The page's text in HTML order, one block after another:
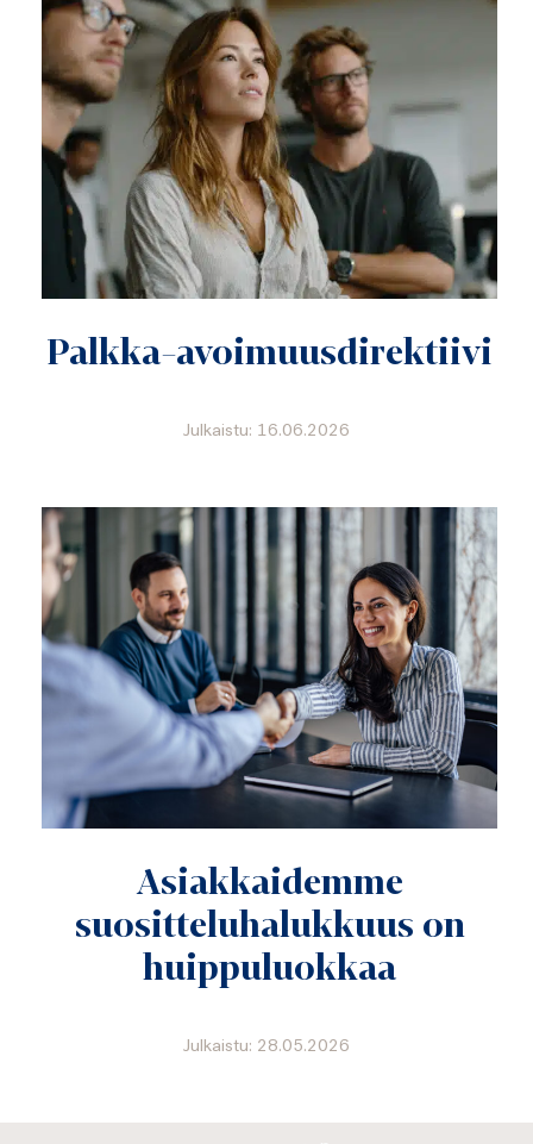
Palkka-avoimuusdirektiivi
Julkaistu: 16.06.2026
Asiakkaidemme
suositteluhalukkuus on
huippuluokkaa
Julkaistu: 28.05.2026